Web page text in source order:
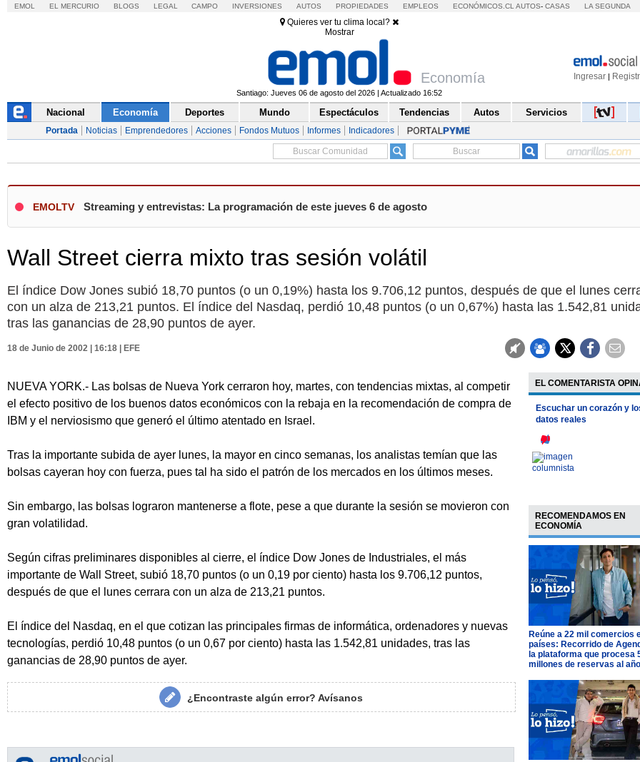
EMOL EL MERCURIO BLOGS LEGAL CAMPO INVERSIONES AUTOS PROPIEDADES EMPLEOS ECONÓMICOS.CL AUTOS- CASAS LA SEGUNDA
Quieres ver tu clima local?
Mostrar
Ingresar |
Economía
Santiago: Jueves 06 de agosto del 2026 | Actualizado 16:52
Nacional Economía Deportes Mundo Espectáculos Tendencias Autos Servicios
Portada Noticias Emprendedores Acciones Fondos Mutuos Informes Indicadores
EMOLTV Streaming y entrevistas: La programación de este jueves 6 de agosto
Wall Street cierra mixto tras sesión volátil
El índice Dow Jones subió 18,70 puntos (o un 0,19%) hasta los 9.706,12 puntos, después de que el lunes
con un alza de 213,21 puntos. El índice del Nasdaq, perdió 10,48 puntos (o un 0,67%) hasta las 1.542,81
tras las ganancias de 28,90 puntos de ayer.
18 de Junio de 2002 | 16:18 | EFE
NUEVA YORK.- Las bolsas de Nueva York cerraron hoy, martes, con tendencias mixtas, al competir
el efecto positivo de los buenos datos económicos con la rebaja en la recomendación de compra de
IBM y el nerviosismo que generó el último atentado en Israel.
Tras la importante subida de ayer lunes, la mayor en cinco semanas, los analistas temían que las
bolsas cayeran hoy con fuerza, pues tal ha sido el patrón de los mercados en los últimos meses.
Sin embargo, las bolsas lograron mantenerse a flote, pese a que durante la sesión se movieron con
gran volatilidad.
Según cifras preliminares disponibles al cierre, el índice Dow Jones de Industriales, el más
importante de Wall Street, subió 18,70 puntos (o un 0,19 por ciento) hasta los 9.706,12 puntos,
después de que el lunes cerrara con un alza de 213,21 puntos.
El índice del Nasdaq, en el que cotizan las principales firmas de informática, ordenadores y nuevas
tecnologías, perdió 10,48 puntos (o un 0,67 por ciento) hasta las 1.542,81 unidades, tras las
ganancias de 28,90 puntos de ayer.
¿Encontraste algún error?Avísanos
EL COMENTARISTA
Escuchar un corazón y
datos reales
RECOMENDAMOS EN
ECONOMÍA
Reúne a 22 mil comercios
países: Recorrido de
la plataforma que procesa
millones de reservas al año